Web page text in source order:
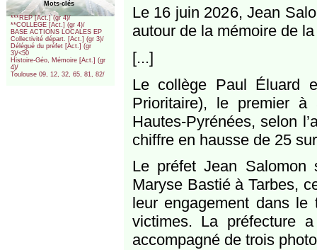
Mots-clés
***REP [Act.] (gr 4)/
**COLLEGE [Act.] (gr 4)/
BASE ACTIONS LOCALES EP
Collectivité départ. [Act.] (gr 3)/
Délégué du préfet [Act.] (gr
3)/<50
Histoire-Géo, Mémoire [Act.] (gr
4)/
Toulouse 09, 12, 32, 65, 81, 82/
Le 16 juin 2026, Jean
autour de la mémoire de
[...]
Le collège Paul Éluard
Prioritaire), le premier
Hautes-Pyrénées, selon
chiffre en hausse de 25
Le préfet Jean Salomon
Maryse Bastié à Tarbes,
leur engagement dans le
victimes. La préfecture
accompagné de trois